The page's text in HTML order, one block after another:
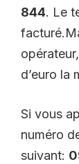
844. Le
d’euro la
Si vous
numéro
suivant: